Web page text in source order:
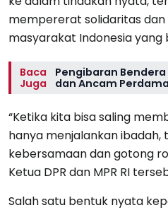
mempererat solidaritas
masyarakat Indonesia yang
Baca
Juga
Pengibaran Bendera
dan Ancam
“Ketika kita bisa saling
hanya menjalankan
kebersamaan dan gotong
Ketua DPR dan MPR RI
Salah satu bentuk nyata